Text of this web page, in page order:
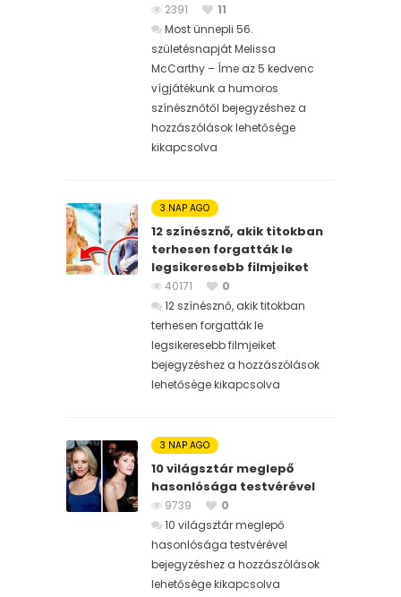
2391
11
Most ünnepli 56.
születésnapját Melissa
McCarthy – Íme az 5 kedvenc
vígjátékunk a humoros
színésznőtől bejegyzéshez a
hozzászólások lehetősége
kikapcsolva
3 NAP AGO
12 színésznő, akik titokban
terhesen forgatták le
legsikeresebb filmjeiket
40171
0
12 színésznő, akik titokban
terhesen forgatták le
legsikeresebb filmjeiket
bejegyzéshez a hozzászólások
lehetősége kikapcsolva
3 NAP AGO
10 világsztár meglepő
hasonlósága testvérével
9739
0
10 világsztár meglepő
hasonlósága testvérével
bejegyzéshez a hozzászólások
lehetősége kikapcsolva